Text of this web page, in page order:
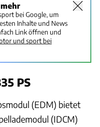
bei Google, um
Inhalte und News
Link öffnen und
und sport bei
PS
(EDM) bietet
(IDCM)